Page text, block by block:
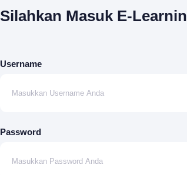
Silahkan Masuk E-
Username
Password